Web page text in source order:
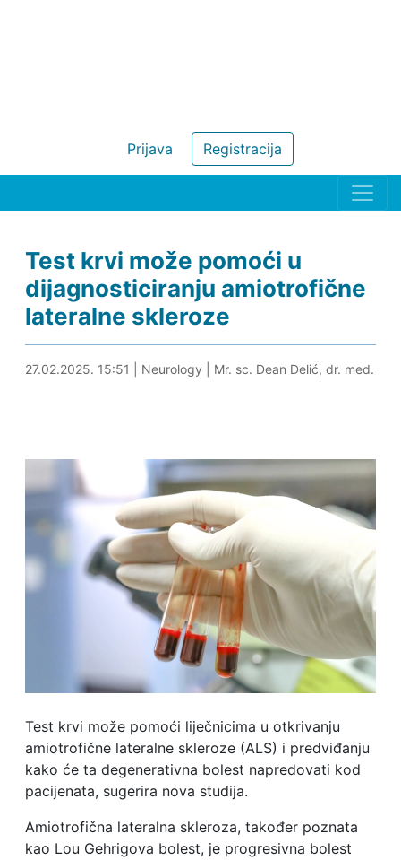
Registracija
Prijava
Test krvi može pomoći u
dijagnosticiranju amiotrofične
lateralne skleroze
27.02.2025. 16:04
27.02.2025. 15:51 Neurology Mr. sc. Dean Delić, dr. med.
Test krvi može pomoći liječnicima u otkrivanju
amiotrofične lateralne skleroze (ALS) i predviđanju
kako će ta degenerativna bolest napredovati kod
pacijenata, sugerira nova studija.
Amiotrofična lateralna skleroza, također poznata
kao Lou Gehrigova bolest, je progresivna bolest